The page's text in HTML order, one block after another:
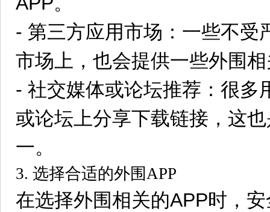
- 第三方应用市场：一些不受
市场上，也会提供一些外围
- 社交媒体或论坛推荐：很多
或论坛上分享下载链接，这
一。
3. 选择合适的外围APP
在选择外围相关的APP时，